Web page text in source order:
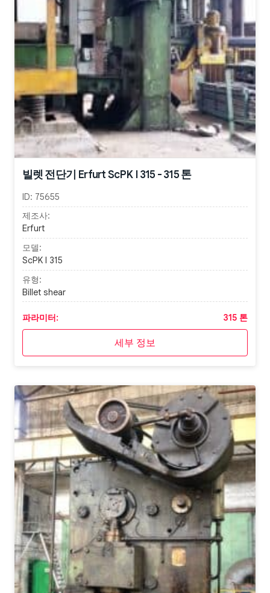
빌렛 전단기 Erfurt ScPK I 315 - 315 톤
ID: 75655
제조사:
Erfurt
모델:
ScPK I 315
유형:
Billet shear
파라미터: 315 톤
세부 정보